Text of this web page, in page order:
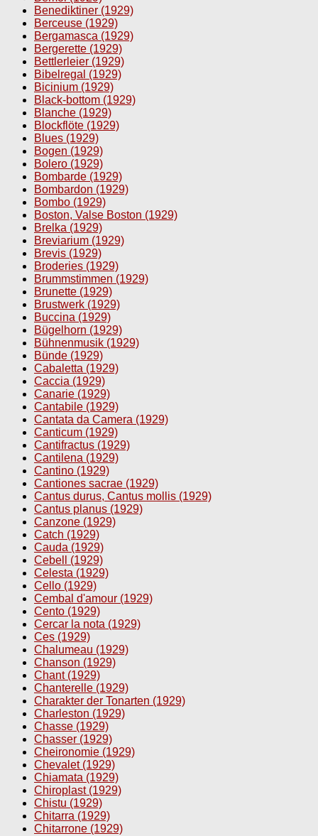
Benediktiner (1929)
Berceuse (1929)
Bergamasca (1929)
Bergerette (1929)
Bettlerleier (1929)
Bibelregal (1929)
Bicinium (1929)
Black-bottom (1929)
Blanche (1929)
Blockflöte (1929)
Blues (1929)
Bogen (1929)
Bolero (1929)
Bombarde (1929)
Bombardon (1929)
Bombo (1929)
Boston, Valse Boston (1929)
Brelka (1929)
Breviarium (1929)
Brevis (1929)
Broderies (1929)
Brummstimmen (1929)
Brunette (1929)
Brustwerk (1929)
Buccina (1929)
Bügelhorn (1929)
Bühnenmusik (1929)
Bünde (1929)
Cabaletta (1929)
Caccia (1929)
Canarie (1929)
Cantabile (1929)
Cantata da Camera (1929)
Canticum (1929)
Cantifractus (1929)
Cantilena (1929)
Cantino (1929)
Cantiones sacrae (1929)
Cantus durus, Cantus mollis (1929)
Cantus planus (1929)
Canzone (1929)
Catch (1929)
Cauda (1929)
Cebell (1929)
Celesta (1929)
Cello (1929)
Cembal d'amour (1929)
Cento (1929)
Cercar la nota (1929)
Ces (1929)
Chalumeau (1929)
Chanson (1929)
Chant (1929)
Chanterelle (1929)
Charakter der Tonarten (1929)
Charleston (1929)
Chasse (1929)
Chasser (1929)
Cheironomie (1929)
Chevalet (1929)
Chiamata (1929)
Chiroplast (1929)
Chistu (1929)
Chitarra (1929)
Chitarrone (1929)